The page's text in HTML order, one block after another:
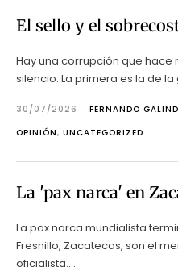
El sello y el
Hay una corrupción que hace
silencio. La primera es la de la
30/07/2026
FERNANDO
OPINIÓN, UNCATEGORIZED
La 'pax narca' en
La pax narca mundialista
Fresnillo, Zacatecas, son el
oficialista....